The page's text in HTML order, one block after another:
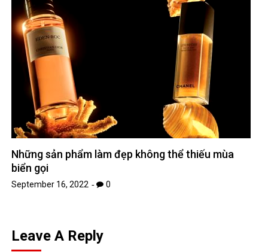
Những sản phẩm làm đẹp không thể thiếu mùa
biển gọi
September 16, 2022 0
Leave A Reply